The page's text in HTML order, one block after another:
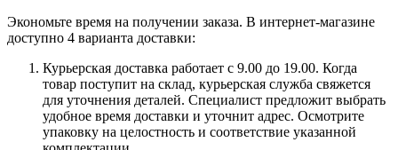
Экономьте время на получении заказа. В интернет-магазине
доступно 4 варианта доставки:
Курьерская доставка работает с 9.00 до 19.00. Когда
товар поступит на склад, курьерская служба свяжется
для уточнения деталей. Специалист предложит выбрать
удобное время доставки и уточнит адрес. Осмотрите
упаковку на целостность и соответствие указанной